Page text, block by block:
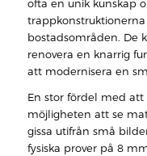
ofta en unik kunskap
bostadsområden. De
renovera en knarrig
att modernisera en
En stor fördel med
möjligheten att se
gissa utifrån små
fysiska prover på 8